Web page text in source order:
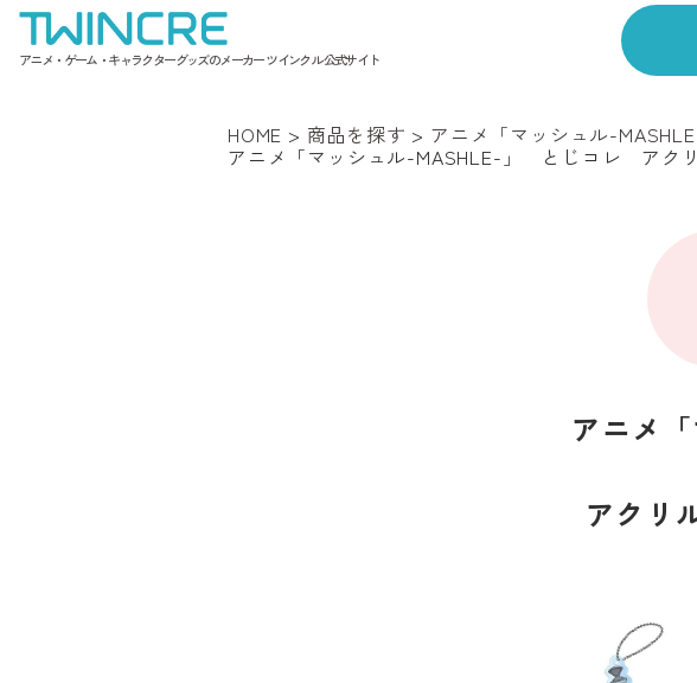
アニメ・ゲーム・キャラクターグッズのメーカー ツインクル 公式サイト
HOME > 商品を探す > アニメ「マッシュル-
アニメ「マッシュル-MASHLE-」 とじコレ アク
アニメ
アクリ